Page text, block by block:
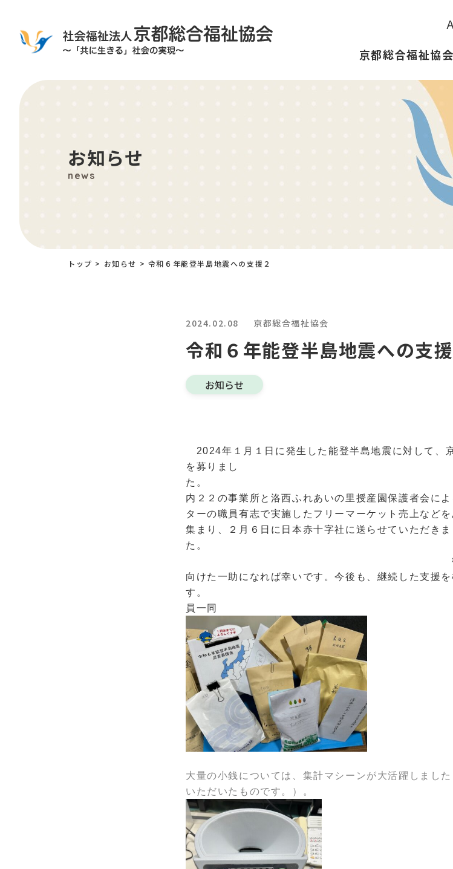
京都総合福祉協
お知らせ
news
トップ > お知らせ > 令和６年能登半島地震への支援２
2024.02.08 京都総合福祉協会
令和６年能登半島地震への支
お知らせ
2024年１月１日に発生した能登半島地震に対して、
を募りまし
た
内２２の事業所と洛西ふれあいの里授産園保護者会に
ターの職員有志で実施したフリーマーケット売上など
集まり、２月６日に日本赤十字社に送らせていただきま
た
微力ではありますが
向けた一助になれば幸いです。今後も、継続した支援
す。 京都総合
員一同
大量の小銭については、集計マシーンが大活躍しまし
いただいたものです。）。